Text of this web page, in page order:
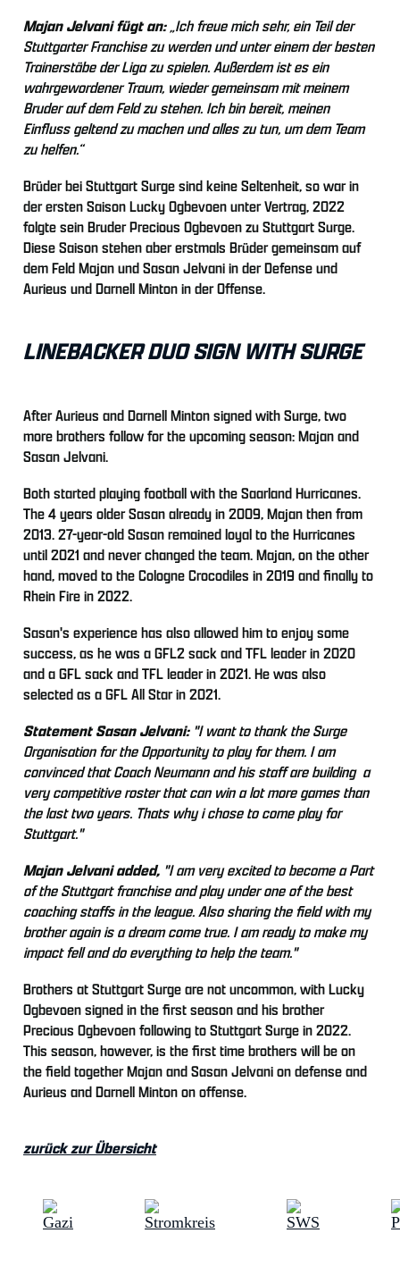
Majan Jelvani fügt an:„Ich freue mich sehr, ein Teil der
Stuttgarter Franchise zu werden und unter einem der besten
Trainerstäbe der Liga zu spielen. Außerdem ist es ein
wahrgewordener Traum, wieder gemeinsam mit meinem
Bruder auf dem Feld zu stehen. Ich bin bereit, meinen
Einfluss geltend zu machen und alles zu tun, um dem Team
zu helfen.“
Brüder bei Stuttgart Surge sind keine Seltenheit, so war in
der ersten Saison Lucky Ogbevoen unter Vertrag, 2022
folgte sein Bruder Precious Ogbevoen zu Stuttgart Surge.
Diese Saison stehen aber erstmals Brüder gemeinsam auf
dem Feld Majan und Sasan Jelvani in der Defense und
Aurieus und Darnell Minton in der Offense.
LINEBACKER DUO SIGN WITH SURGE
After Aurieus and Darnell Minton signed with Surge, two
more brothers follow for the upcoming season: Majan and
Sasan Jelvani.
Both started playing football with the Saarland Hurricanes.
The 4 years older Sasan already in 2009, Majan then from
2013. 27-year-old Sasan remained loyal to the Hurricanes
until 2021 and never changed the team. Majan, on the other
hand, moved to the Cologne Crocodiles in 2019 and finally to
Rhein Fire in 2022.
Sasan's experience has also allowed him to enjoy some
success, as he was a GFL2 sack and TFL leader in 2020
and a GFL sack and TFL leader in 2021. He was also
selected as a GFL All Star in 2021.
Statement Sasan Jelvani:"I want to thank the Surge
Organisation for the Opportunity to play for them. I am
convinced that Coach Neumann and his staff are building a
very competitive roster that can win a lot more games than
the last two years. Thats why i chose to come play for
Stuttgart."
Majan Jelvani added, "I am very excited to become a Part
of the Stuttgart franchise and play under one of the best
coaching staffs in the league. Also sharing the field with my
brother again is a dream come true. I am ready to make my
impact fell and do everything to help the team."
Brothers at Stuttgart Surge are not uncommon, with Lucky
Ogbevoen signed in the first season and his brother
Precious Ogbevoen following to Stuttgart Surge in 2022.
This season, however, is the first time brothers will be on
the field together Majan and Sasan Jelvani on defense and
Aurieus and Darnell Minton on offense.
zurück zur Übersicht